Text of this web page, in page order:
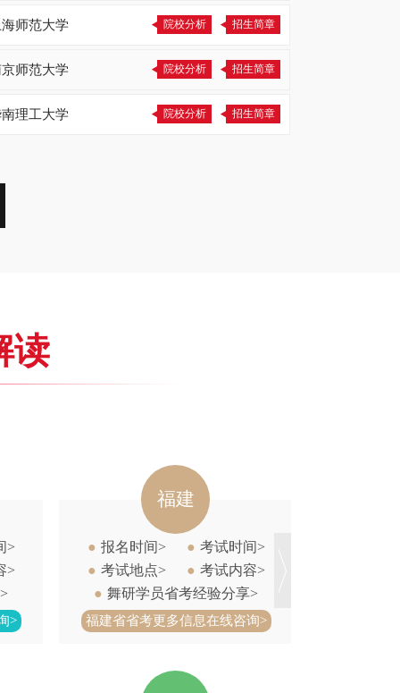
海师范大学 院校分析 招生简章
师范大学 院校分析 招生简章
理工大学 院校分析 招生简章
读
● 考试时间>
● 考试内容>
验分享>
在线咨询>
● 报名时间> ● 考试时间>
● 考试地点> ● 考试内容>
● 舞研学员省考经验分享>
贵州省省考更多信息在线咨询>